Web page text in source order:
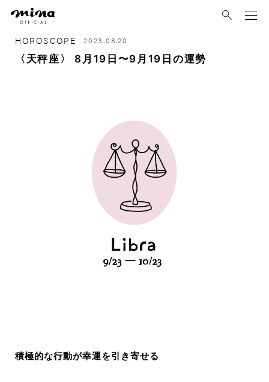
HOROSCOPE 2023.08.20
〈天秤座〉 8月19日〜9月19日の運勢
積極的な行動が幸運を引き寄せる